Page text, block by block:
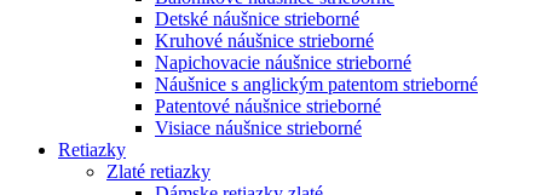
Detské náušnice strieborné
Kruhové náušnice strieborné
Napichovacie náušnice strieborné
Náušnice s anglickým patentom strieborné
Patentové náušnice strieborné
Visiace náušnice strieborné
Retiazky
Zlaté retiazky